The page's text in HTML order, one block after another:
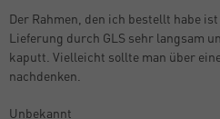
Der Rahmen, den ich bestellt habe
Lieferung durch GLS sehr langsam
kaputt. Vielleicht sollte man über
nachdenken.
Unbekannt